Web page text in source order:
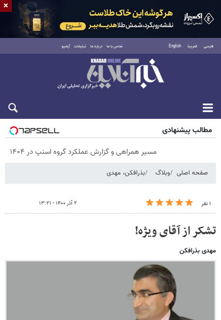
فارسی العربية English تماس با ما درباره ما تبلیغات آرشیو
جمعه ۱۶ مرداد ۱۴۰۵
مطالب پیشنهادی
مسیر همراهی و گزارش عملکرد گروه اسنپ در ۱۴۰۴
صفحه اصلی وبلاگ بذرافکن، مهدی
۱ نفر ۲ آذر ۱۴۰۰ - ۱۳:۲۱
تشکر از آقای ویژه!
مهدی بذرافکن
×